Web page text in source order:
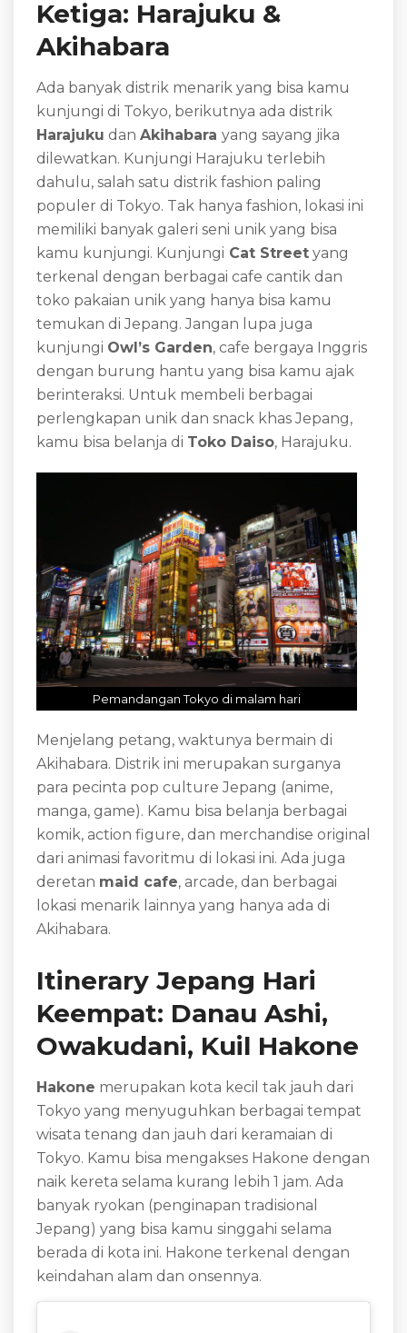
Ketiga: Harajuku &
Akihabara
Ada banyak distrik menarik yang bisa kamu
kunjungi di Tokyo, berikutnya ada distrik
Harajuku dan Akihabara yang sayang jika
dilewatkan. Kunjungi Harajuku terlebih
dahulu, salah satu distrik fashion paling
populer di Tokyo. Tak hanya fashion, lokasi ini
memiliki banyak galeri seni unik yang bisa
kamu kunjungi. Kunjungi Cat Street yang
terkenal dengan berbagai cafe cantik dan
toko pakaian unik yang hanya bisa kamu
temukan di Jepang. Jangan lupa juga
kunjungi Owl’s Garden, cafe bergaya Inggris
dengan burung hantu yang bisa kamu ajak
berinteraksi. Untuk membeli berbagai
perlengkapan unik dan snack khas Jepang,
kamu bisa belanja di Toko Daiso, Harajuku.
Pemandangan Tokyo di malam hari
Menjelang petang, waktunya bermain di
Akihabara. Distrik ini merupakan surganya
para pecinta pop culture Jepang (anime,
manga, game). Kamu bisa belanja berbagai
komik, action figure, dan merchandise original
dari animasi favoritmu di lokasi ini. Ada juga
deretan maid cafe, arcade, dan berbagai
lokasi menarik lainnya yang hanya ada di
Akihabara.
Itinerary Jepang Hari
Keempat: Danau Ashi,
Owakudani, Kuil Hakone
Hakone merupakan kota kecil tak jauh dari
Tokyo yang menyuguhkan berbagai tempat
wisata tenang dan jauh dari keramaian di
Tokyo. Kamu bisa mengakses Hakone dengan
naik kereta selama kurang lebih 1 jam. Ada
banyak ryokan (penginapan tradisional
Jepang) yang bisa kamu singgahi selama
berada di kota ini. Hakone terkenal dengan
keindahan alam dan onsennya.